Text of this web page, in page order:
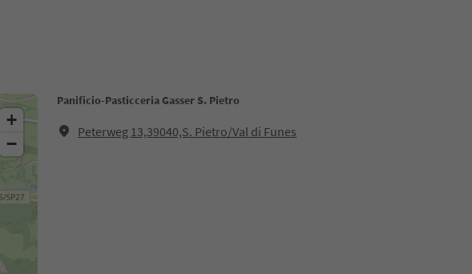
Panificio-Pasticceria Gasser S. Pietro
Peterweg 13,39040,S. Pietro/Val di Funes
+
−